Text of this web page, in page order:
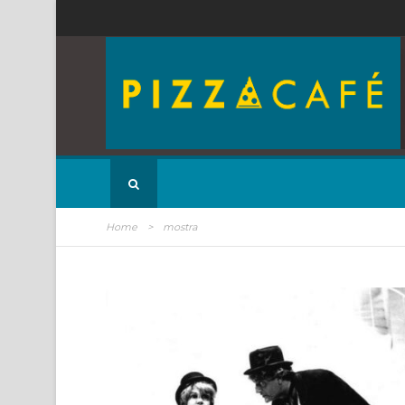
Home > mostra